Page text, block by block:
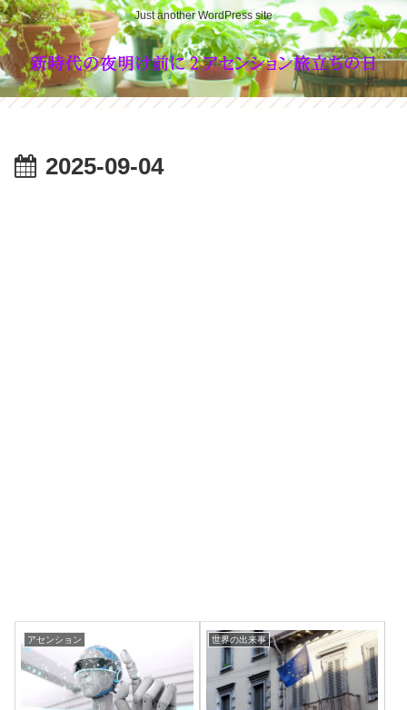
Just another WordPress site
2025-09-04
アセンション 世界の出来事